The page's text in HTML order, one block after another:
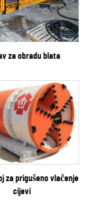
za obradu blata
za prigušeno vlačenje
cijevi